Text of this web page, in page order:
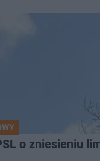
o zniesieniu